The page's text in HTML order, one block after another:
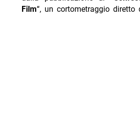
Film“, un cortometraggio diretto